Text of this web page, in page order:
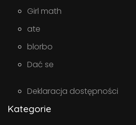
Girl math
ate
blorbo
Dać se
Deklaracja dostępności
Kategorie